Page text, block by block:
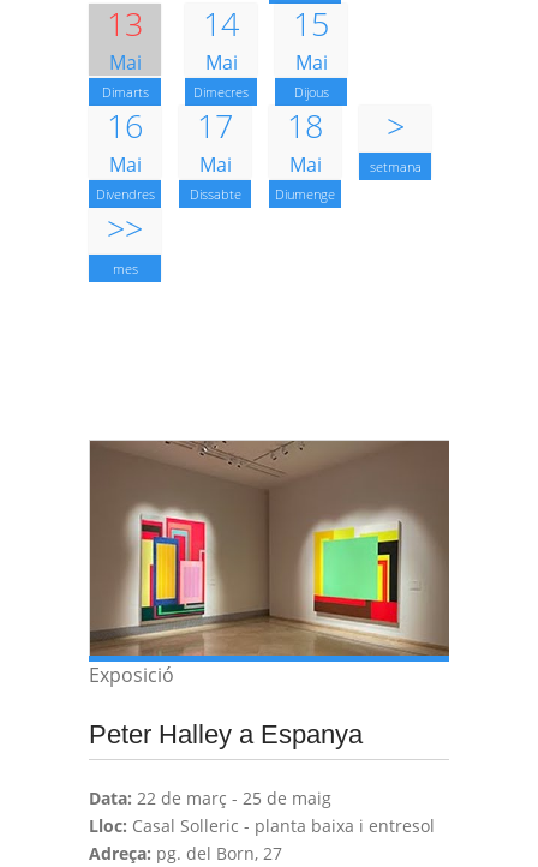
13
Mai
Dimarts
14
Mai
Dimecres
15
Mai
Dijous
16
Mai
Divendres
17
Mai
Dissabte
18
Mai
Diumenge
>
setmana
>>
mes
Exposició
Peter Halley a Espanya
Data: 22 de març - 25 de maig
Lloc: Casal Solleric - planta baixa i entresol
Adreça: pg. del Born, 27